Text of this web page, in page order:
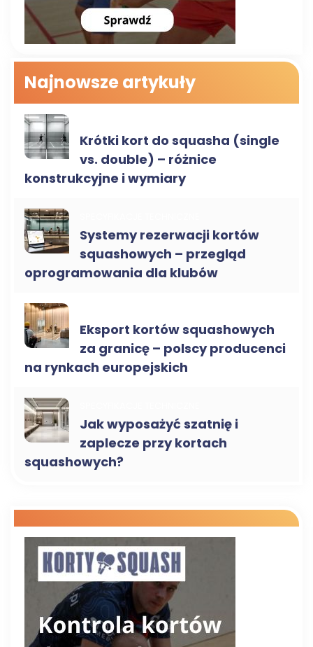
Najnowsze artykuły
Krótki kort do squasha (single
vs. double) – różnice
konstrukcyjne i wymiary
Systemy rezerwacji kortów
squashowych – przegląd
oprogramowania dla klubów
Eksport kortów squashowych
za granicę – polscy producenci
na rynkach europejskich
Jak wyposażyć szatnię i
zaplecze przy kortach
squashowych?